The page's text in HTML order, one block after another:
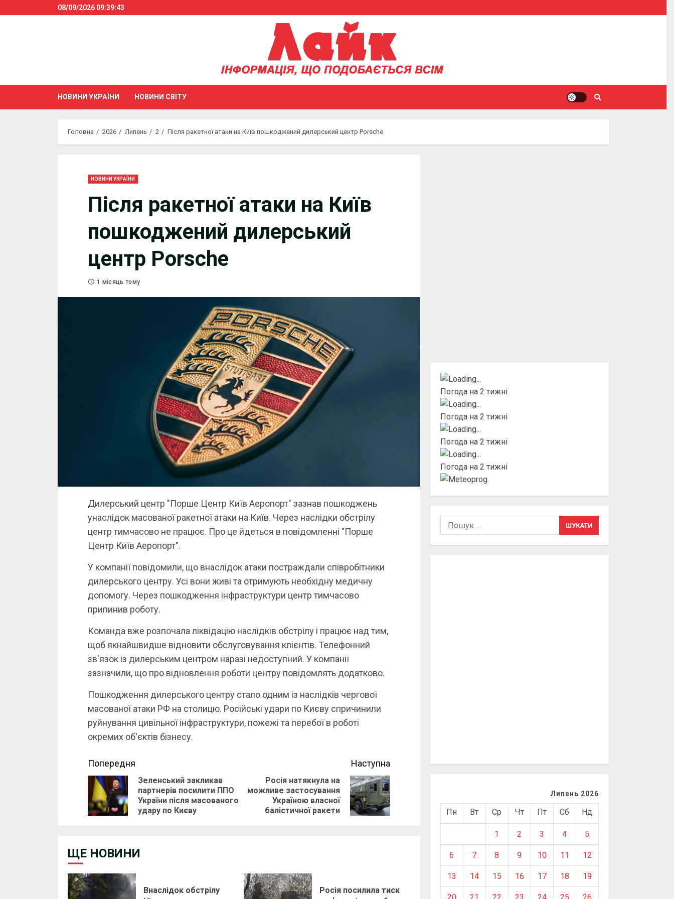
to
08/09/2026 09:39:44
НОВИНИ УКРАЇНИ НОВИНИ СВІТУ
Головна 2026 Липень 2 Після ракетної атаки на Київ пошкоджений дилерський центр Porsche
НОВИНИ УКРАЇНИ
Після ракетної атаки на Київ
пошкоджений дилерський
центр Porsche
1 місяць тому
Дилерський центр "Порше Центр Київ Аеропорт" зазнав пошкоджень
унаслідок масованої ракетної атаки на Київ. Через наслідки обстрілу
центр тимчасово не працює. Про це йдеться в повідомленні "Порше
Центр Київ Аеропорт".
У компанії повідомили, що внаслідок атаки постраждали співробітники
дилерського центру. Усі вони живі та отримують необхідну медичну
допомогу. Через пошкодження інфраструктури центр тимчасово
припинив роботу.
Команда вже розпочала ліквідацію наслідків обстрілу і працює над тим,
щоб якнайшвидше відновити обслуговування клієнтів. Телефонний
зв'язок із дилерським центром наразі недоступний. У компанії
зазначили, що про відновлення роботи центру повідомлять додатково.
Пошкодження дилерського центру стало одним із наслідків чергової
масованої атаки РФ на столицю. Російські удари по Києву спричинили
руйнування цивільної інфраструктури, пожежі та перебої в роботі
окремих об'єктів бізнесу.
Continue
Reading
Попередня
Previous
Зеленський закликав
партнерів посилити ППО
України після масованого
удару по Києву
Наступна
Next
Росія натякнула на
можливе застосування
Україною власної
балістичної ракети
ЩЕ НОВИНИ
Внаслідок обстрілу
Росія посилила тиск
Погода на 2 тижні
Погода на 2 тижні
Погода на 2 тижні
Погода на 2 тижні
Пошук:
Липень 2026
Пн Вт Ср Чт Пт Сб Нд
1 2 3 4 5
6 7 8 9 10 11 12
13 14 15 16 17 18 19